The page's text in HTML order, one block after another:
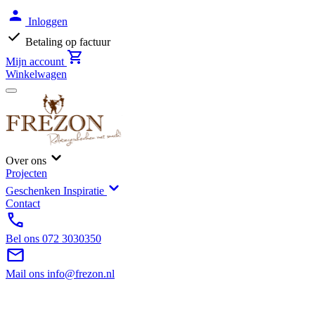
Inloggen
Betaling op factuur
Mijn account
Winkelwagen
Over ons
Projecten
Geschenken Inspiratie
Contact
Bel ons 072 3030350
Mail ons info@frezon.nl